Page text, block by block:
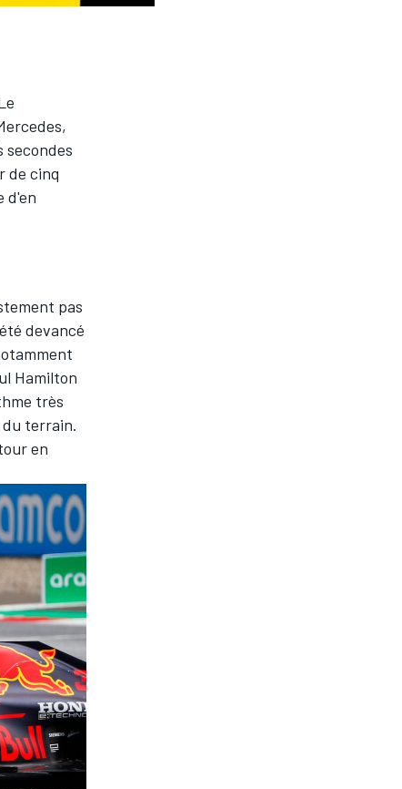
secondes
de cinq
d'en
pas
devancé
Hamilton
très
terrain.
en